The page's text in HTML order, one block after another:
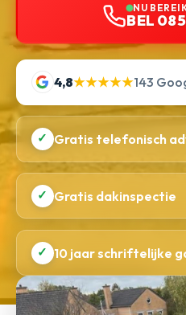
NU
BEL
4,8★★★★★143
✓ Gratis telefonisch
✓ Gratis dakinspectie
✓ 10 jaar schriftelijke